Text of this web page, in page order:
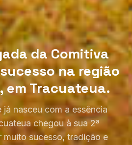
da Comitiva
na região
em Tracuateua.
nasceu com a essência
chegou à sua 2ª
muito sucesso, tradição e